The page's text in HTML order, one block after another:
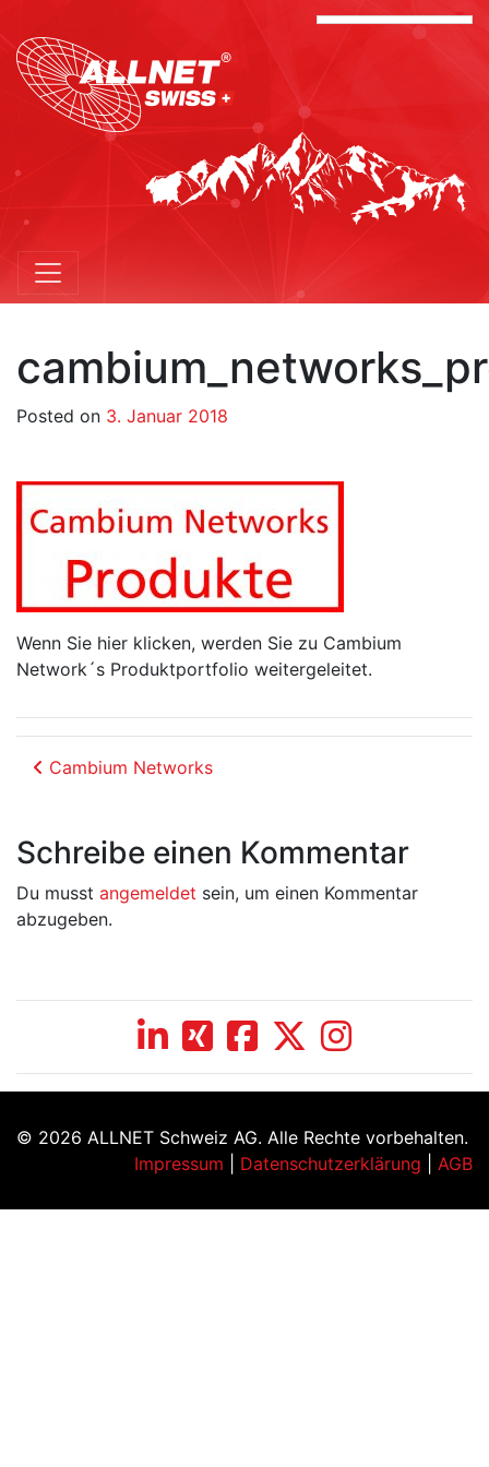
Posted on 3. Januar 2018
Wenn Sie hier klicken, werden Sie zu Cambium
Network´s Produktportfolio weitergeleitet.
Beitrags-Navigation
Cambium Networks
Schreibe einen Kommentar
Du musst angemeldet sein, um einen Kommentar
abzugeben.
© 2026 ALLNET Schweiz AG. Alle Rechte vorbehalten.
Impressum
Datenschutzerklärung AGB